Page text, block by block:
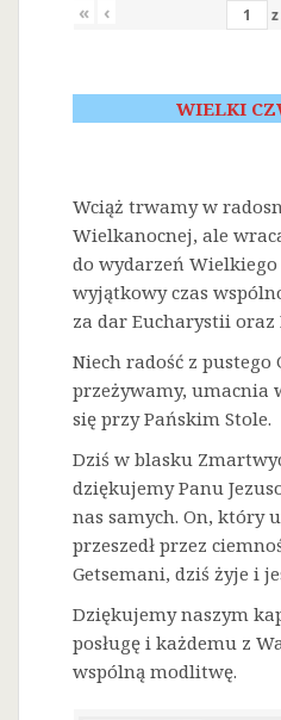
« ‹ z
WIELKI
Wciąż trwamy w
Wielkanocnej, ale
do wydarzeń Wielkiego
wyjątkowy czas
za dar Eucharystii oraz
Niech radość z pustego
przeżywamy, umacnia
się przy Pańskim Stole.
Dziś w blasku
dziękujemy Panu
nas samych. On, który
przeszedł przez
Getsemani, dziś żyje i
Dziękujemy naszym
posługę i każdemu z
wspólną modlitwę.